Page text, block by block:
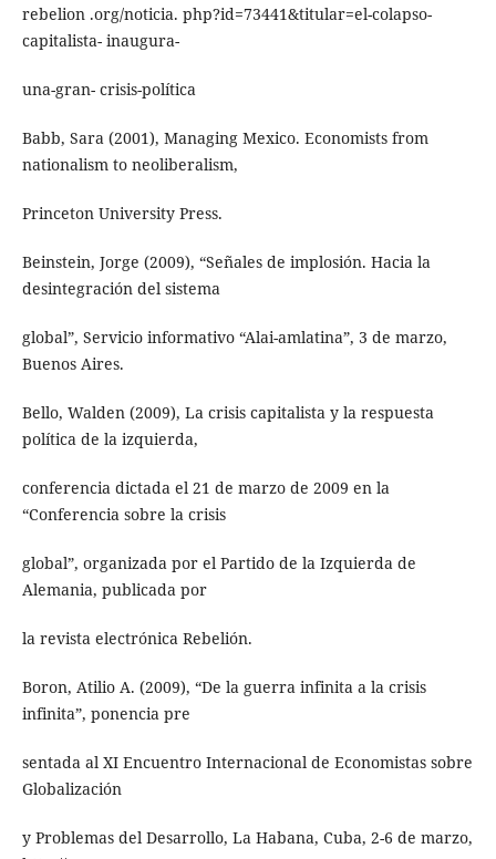
rebelion .org/noticia. php?id=73441&titular=el-colapso-
capitalista- inaugura-
una-gran- crisis-política
Babb, Sara (2001), Managing Mexico. Economists from
nationalism to neoliberalism,
Princeton University Press.
Beinstein, Jorge (2009), “Señales de implosión. Hacia la
desintegración del sistema
global”, Servicio informativo “Alai-amlatina”, 3 de marzo,
Buenos Aires.
Bello, Walden (2009), La crisis capitalista y la respuesta
política de la izquierda,
conferencia dictada el 21 de marzo de 2009 en la
“Conferencia sobre la crisis
global”, organizada por el Partido de la Izquierda de
Alemania, publicada por
la revista electrónica Rebelión.
Boron, Atilio A. (2009), “De la guerra infinita a la crisis
infinita”, ponencia pre
sentada al XI Encuentro Internacional de Economistas sobre
Globalización
y Problemas del Desarrollo, La Habana, Cuba, 2-6 de marzo,